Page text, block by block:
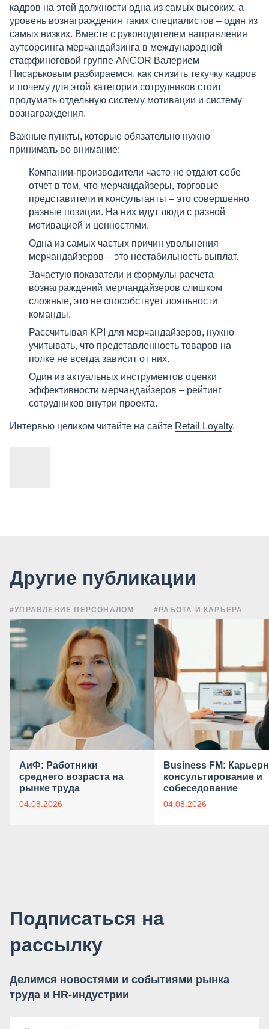
кадров на этой должности одна из самых высоких, а
уровень вознаграждения таких специалистов – один из
самых низких. Вместе с руководителем направления
аутсорсинга мерчандайзинга в международной
стаффиноговой группе ANCOR Валерием
Писарьковым разбираемся, как снизить текучку кадров
и почему для этой категории сотрудников стоит
продумать отдельную систему мотивации и систему
вознаграждения.
Важные пункты, которые обязательно нужно
принимать во внимание:
Компании-производители часто не отдают себе
отчет в том, что мерчандайзеры, торговые
представители и консультанты – это совершенно
разные позиции. На них идут люди с разной
мотивацией и ценностями.
Одна из самых частых причин увольнения
мерчандайзеров – это нестабильность выплат.
Зачастую показатели и формулы расчета
вознаграждений мерчандайзеров слишком
сложные, это не способствует лояльности
команды.
Рассчитывая KPI для мерчандайзеров, нужно
учитывать, что представленность товаров на
полке не всегда зависит от них.
Один из актуальных инструментов оценки
эффективности мерчандайзеров – рейтинг
сотрудников внутри проекта.
Интервью целиком читайте на сайте Retail Loyalty.
Другие публикации
#УПРАВЛЕНИЕ ПЕРСОНАЛОМ
АиФ: Работники
среднего возраста на
рынке труда
04.08.2026
#РАБОТА И КАРЬЕРА
Business FM:
консультирование и
собеседование
04.08.2026
Подписаться на
рассылку
Делимся новостями и событиями рынка
труда и HR-индустрии